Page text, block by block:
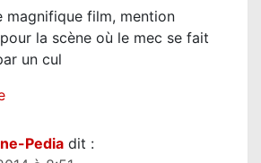
magnifique film, mention
la scène où le mec se fait
un cul
Pedia dit :